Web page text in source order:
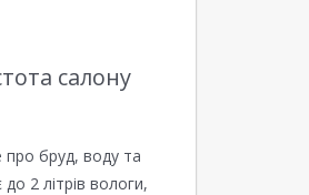
салону
бруд, воду та
2 літрів вологи,